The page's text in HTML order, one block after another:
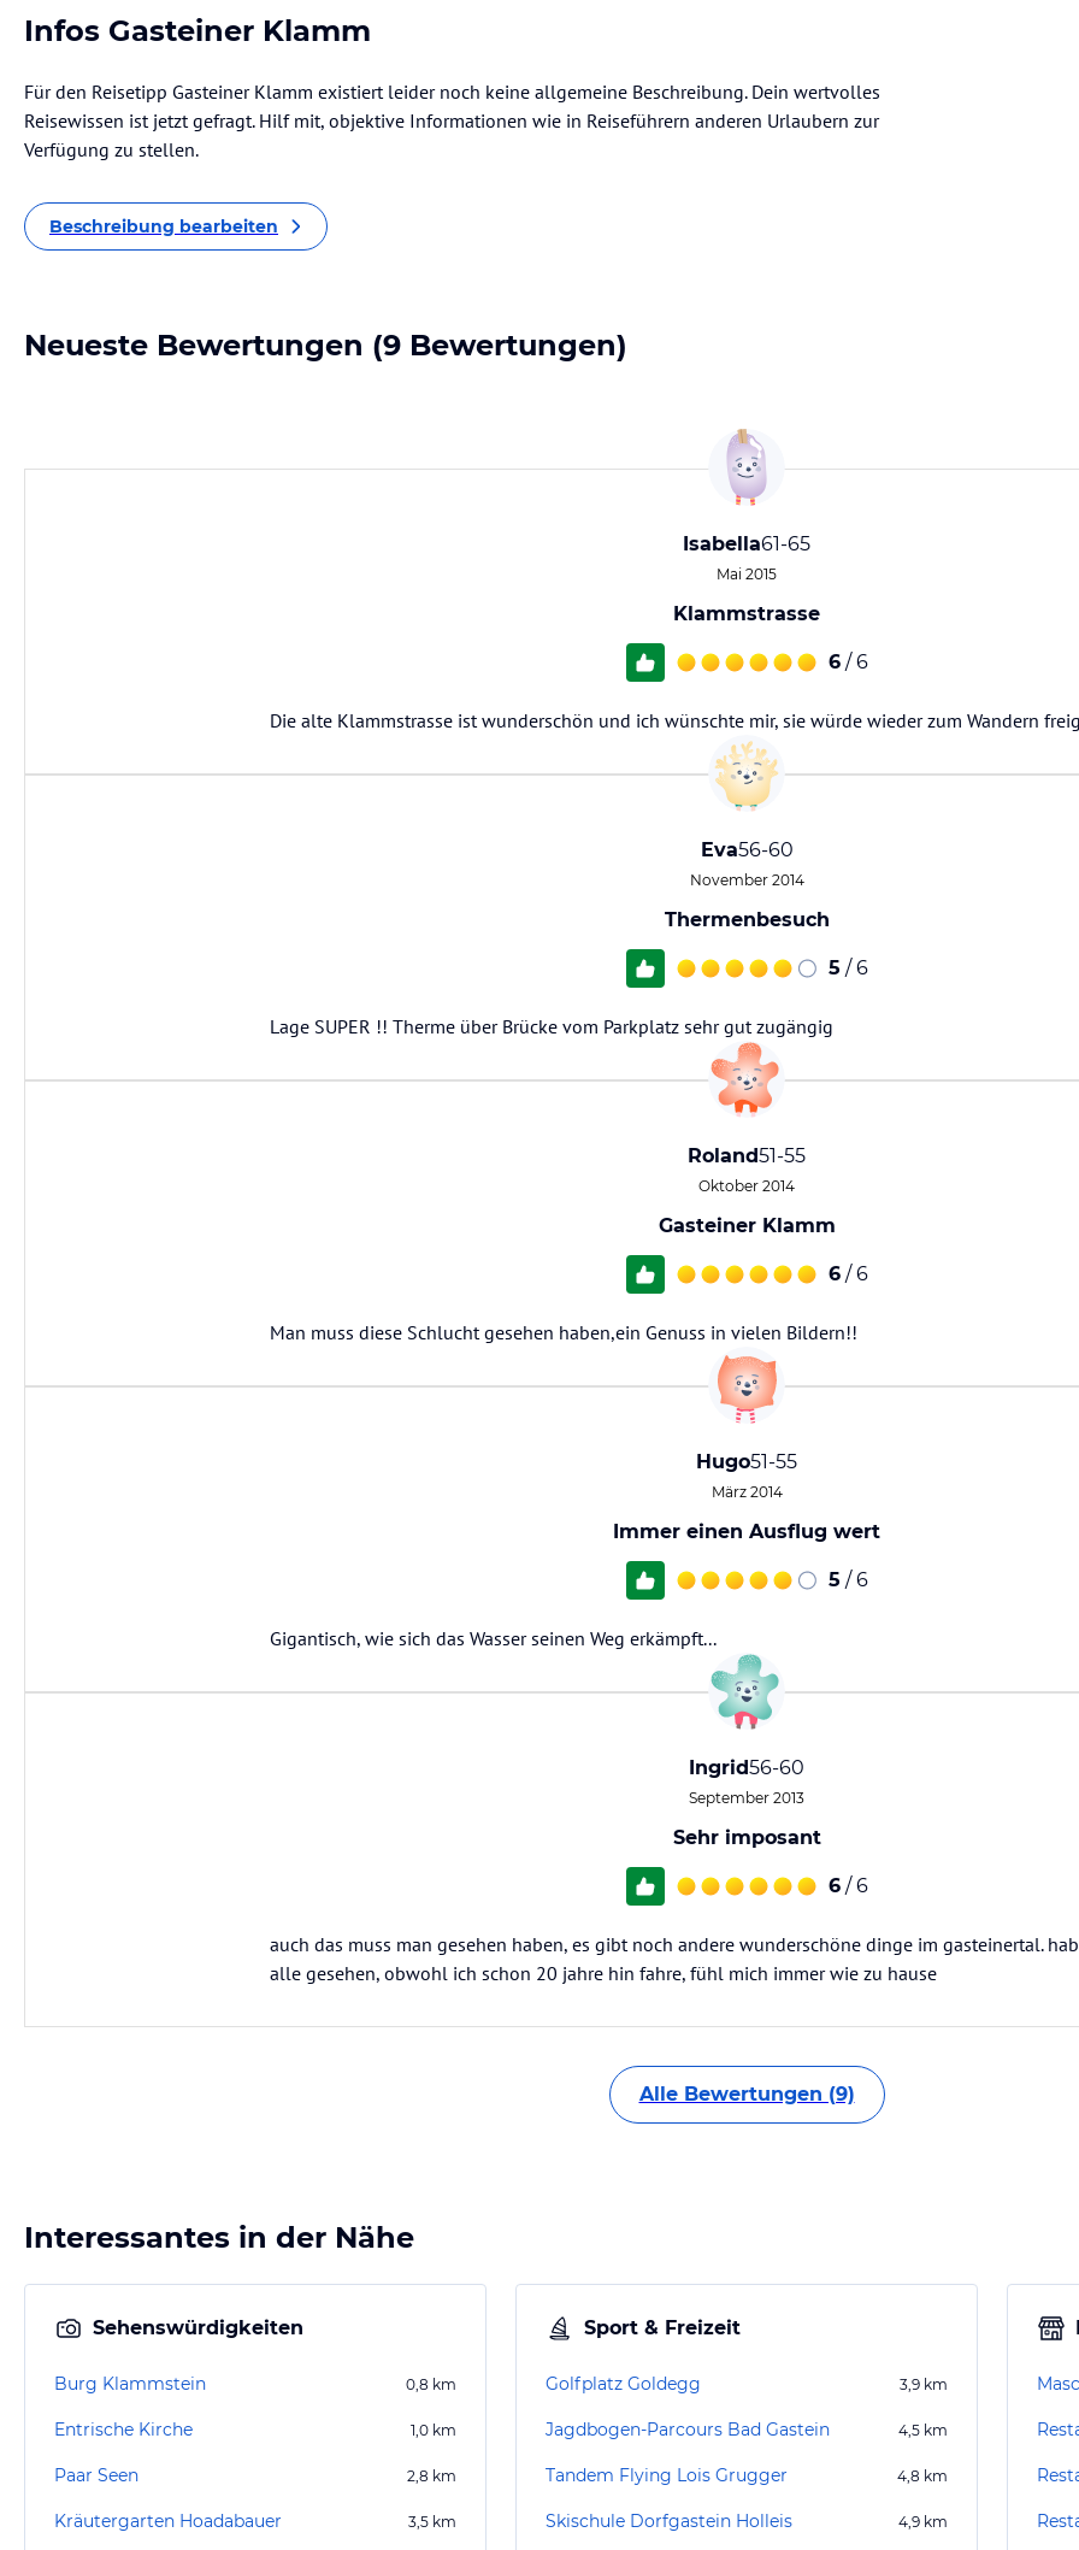
Infos Gasteiner Klamm
Für den Reisetipp Gasteiner Klamm existiert leider noch keine allgemeine Beschreibung. Dein wertvolles
Reisewissen ist jetzt gefragt. Hilf mit, objektive Informationen wie in Reiseführern anderen Urlaubern zur
Verfügung zu stellen.
Beschreibung bearbeiten
Neueste Bewertungen (9 Bewertungen)
Isabella61-65
Mai 2015
Klammstrasse
6 / 6
Die alte Klammstrasse ist wunderschön und ich wünschte mir, sie würde wieder zum Wandern
Eva56-60
November 2014
Thermenbesuch
5 / 6
Lage SUPER !! Therme über Brücke vom Parkplatz sehr gut zugängig
Roland51-55
Oktober 2014
Gasteiner Klamm
6 / 6
Man muss diese Schlucht gesehen haben,ein Genuss in vielen Bildern!!
Hugo51-55
März 2014
Immer einen Ausflug wert
5 / 6
Gigantisch, wie sich das Wasser seinen Weg erkämpft...
Ingrid56-60
September 2013
Sehr imposant
6 / 6
auch das muss man gesehen haben, es gibt noch andere wunderschöne dinge im gasteinertal.
alle gesehen, obwohl ich schon 20 jahre hin fahre, fühl mich immer wie zu hause
Alle Bewertungen (9)
Interessantes in der Nähe
Sehenswürdigkeiten
Burg Klammstein 0,8 km
Entrische Kirche 1,0 km
Paar Seen 2,8 km
Kräutergarten Hoadabauer 3,5 km
Sport & Freizeit
Golfplatz Goldegg 3,9 km
Jagdbogen-Parcours Bad Gastein 4,5 km
Tandem Flying Lois Grugger 4,8 km
Skischule Dorfgastein Holleis 4,9 km